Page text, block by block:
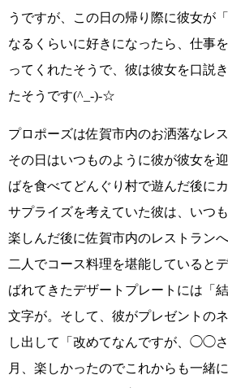
うですが、この日の帰り際に彼女が
なるくらいに好きになったら、仕事
ってくれたそうで、 彼は彼女を口説
たそうです(^_-)-☆
プロポーズは佐賀市内のお洒落なレ
その日はいつものように彼が彼女を
ばを食べてどんぐり村で遊んだ後に
サプライズを考えていた彼は、いつ
楽しんだ後に佐賀市内のレストランへ
二人でコース料理を堪能していると
ばれてきたデザートプレート には 「
文字が。そして、彼がプレゼントの
し出して
「改めてなんですが、◯◯
月、楽しかったのでこれからも一緒